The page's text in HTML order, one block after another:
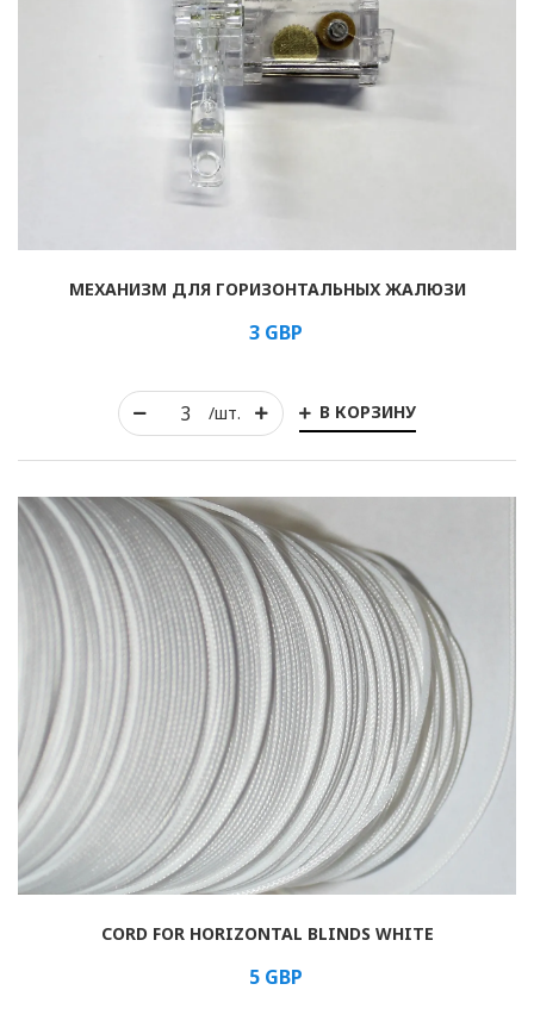
Rolled
Horizontal
Vertical
Roman
/шт. В КОРЗИНУ
МЕХАНИЗМ ДЛЯ ГОРИЗОНТАЛЬНЫХ ЖАЛЮЗИ
3GBP
CORD FOR HORIZONTAL BLINDS WHITE
5GBP